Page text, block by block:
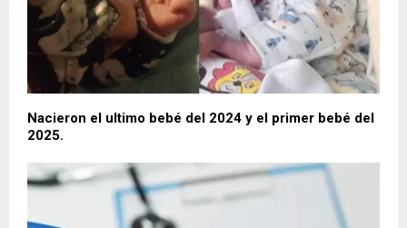
Nacieron el ultimo bebé del 2024 y el primer bebé del
2025.